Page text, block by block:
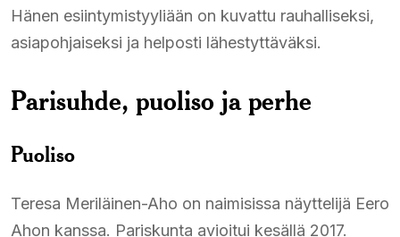
Hänen esiintymistyyliään on kuvattu rauhalliseksi,
asiapohjaiseksi ja helposti lähestyttäväksi.
Parisuhde, puoliso ja perhe
Puoliso
Teresa Meriläinen-Aho on naimisissa näyttelijä Eero
Ahon kanssa. Pariskunta avioitui kesällä 2017.